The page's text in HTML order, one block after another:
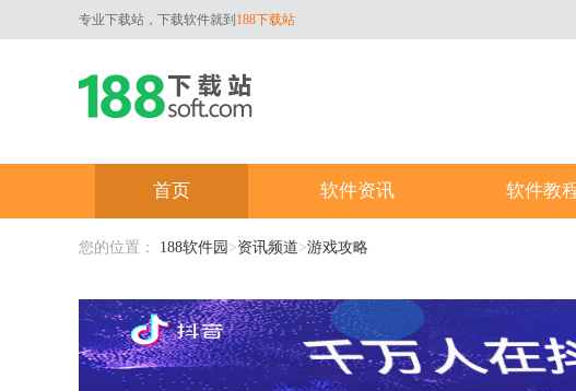
专业下载站，下载软件就到 188下载站
首页 软件资讯 软件教
您的位置： 188软件园 >资讯频道>游戏攻略